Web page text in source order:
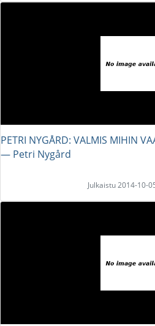
PETRI NYGÅRD: VALMIS MIHIN
― Petri Nygård
Julkaistu 2014-10-